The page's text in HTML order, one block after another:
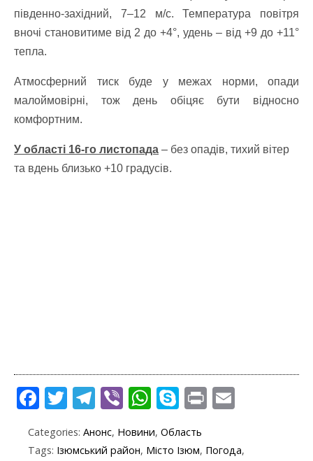
південно-західний, 7–12 м/с.Температура повітря
вночі становитиме від 2 до +4°, удень – від +9 до +11°
тепла.
Атмосферний тиск буде у межах норми, опади
малоймовірні, тож день обіцяє бути відносно
комфортним.
У області 16-го листопада – без опадів, тихий вітер
та вдень близько +10 градусів.
F
e
T
itt
T
e
Vi
er
W
at
S
y
Pr
t ai
Categories: Анонс, Новини, Область
Tags: Ізюмський район, Місто Ізюм, Погода,